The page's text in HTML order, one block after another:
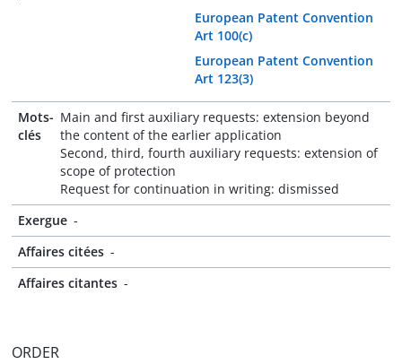
European Patent Convention
Art 100(c)
European Patent Convention
Art 123(3)
Mots-
clés
Main and first auxiliary requests: extension beyond
the content of the earlier application
Second, third, fourth auxiliary requests: extension of
scope of protection
Request for continuation in writing: dismissed
Exergue -
Affaires citées -
Affaires citantes -
ORDER